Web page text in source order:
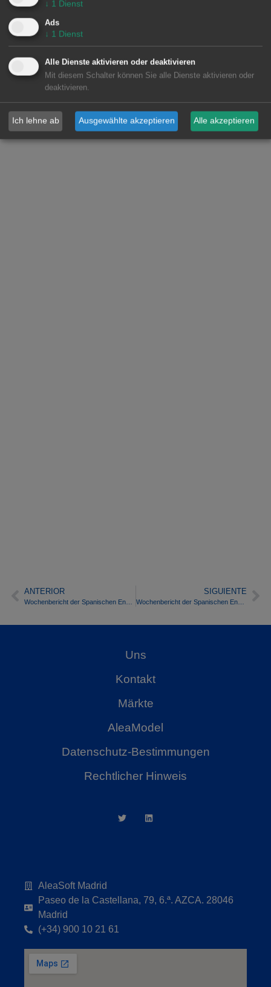
ANTERIOR SIGUIENTE
Wochenbericht der Spanischen Energiemarktpreise – Woche 14/2019
Uns
Kontakt
Märkte
AleaModel
Datenschutz-Bestimmungen
Rechtlicher Hinweis
AleaSoft Madrid
Paseo de la Castellana, 79, 6.ª. AZCA. 28046
Madrid
(+34) 900 10 21 61
↓ 1 Dienst
Ads
↓ 1 Dienst
Alle Dienste aktivieren oder deaktivieren
Mit diesem Schalter können Sie alle Dienste aktivieren oder
deaktivieren.
Ich lehne ab Ausgewählte akzeptieren Alle akzeptieren